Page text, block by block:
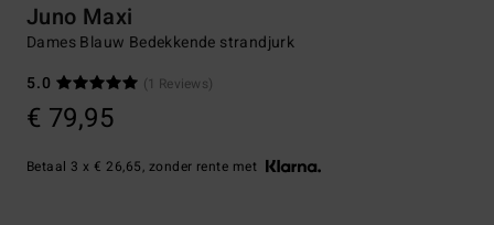
Juno Maxi
Dames Blauw Bedekkende strandjurk
5.0
(1 Reviews)
€ 79,95
Betaal 3 x € 26,65, zonder rente met